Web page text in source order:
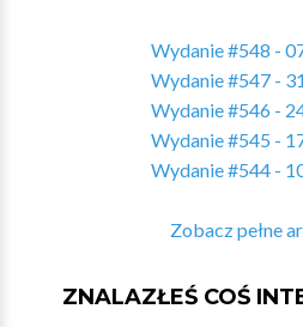
Wydanie #548 -
Wydanie #547 -
Wydanie #546 -
Wydanie #545 -
Wydanie #544 -
Zobacz pełne
ZNALAZŁEŚ COŚ